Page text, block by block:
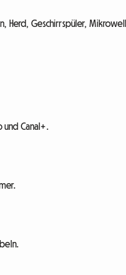
Herd, Geschirrspüler,
und Canal+.